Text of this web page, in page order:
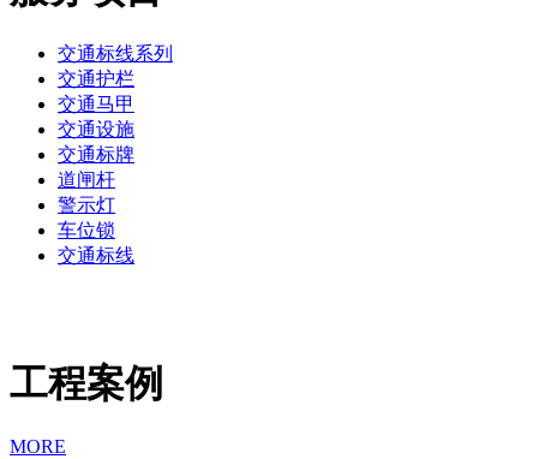
交通标线系列
交通护栏
交通马甲
交通设施
交通标牌
道闸杆
警示灯
车位锁
交通标线
工程案例
MORE